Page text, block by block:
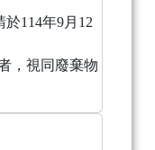
114年9月12
，視同廢棄物